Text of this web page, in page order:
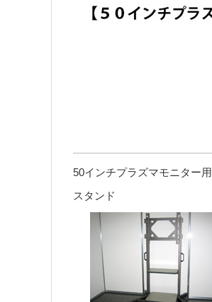
50インチプラズマモニター用
スタンド